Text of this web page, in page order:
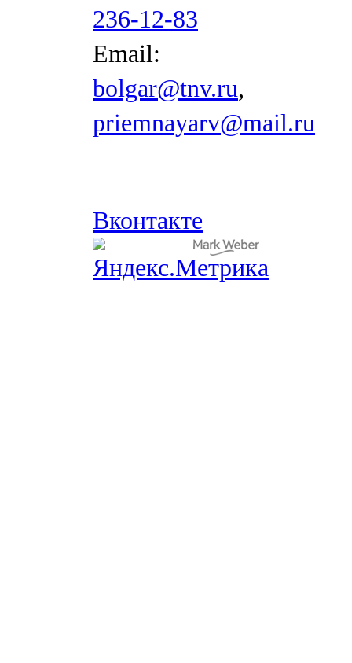
236-12-83
Email:
bolgar@tnv.ru,
priemnayarv@mail.ru
Вконтакте